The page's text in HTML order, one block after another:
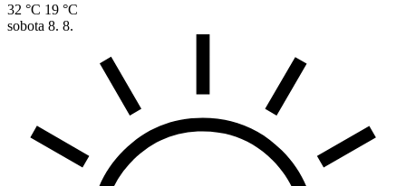
32 °C 19 °C
sobota 8. 8.